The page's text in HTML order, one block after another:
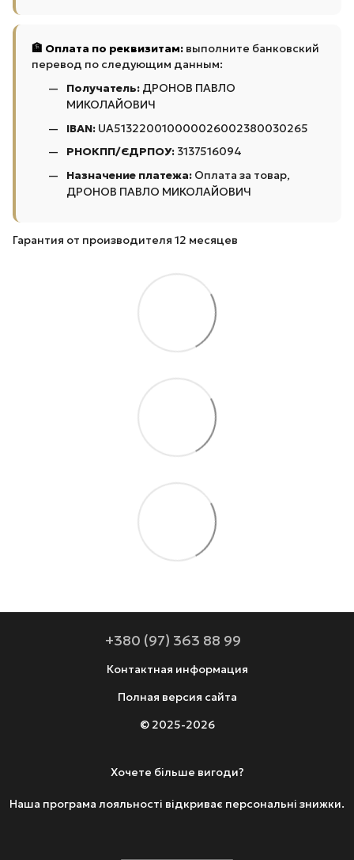
🏦 Оплата по реквизитам: выполните банковский
перевод по следующим данным:
Получатель: ДРОНОВ ПАВЛО
МИКОЛАЙОВИЧ
IBAN: UA513220010000026002380030265
РНОКПП/ЄДРПОУ: 3137516094
Назначение платежа: Оплата за товар,
ДРОНОВ ПАВЛО МИКОЛАЙОВИЧ
Гарантия от производителя 12 месяцев
+380 (97) 363 88 99
Контактная информация
Полная версия сайта
© 2025-2026
Хочете більше вигоди?
Наша програма лояльності відкриває персональні знижки.